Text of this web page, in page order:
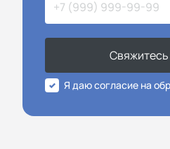
Я даю согласие на